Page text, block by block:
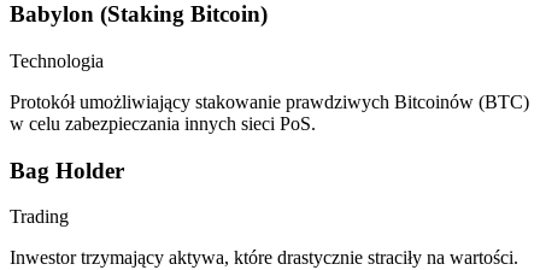
Babylon (Staking Bitcoin)
Technologia
Protokół umożliwiający stakowanie prawdziwych Bitcoinów (BTC)
w celu zabezpieczania innych sieci PoS.
Bag Holder
Trading
Inwestor trzymający aktywa, które drastycznie straciły na wartości.